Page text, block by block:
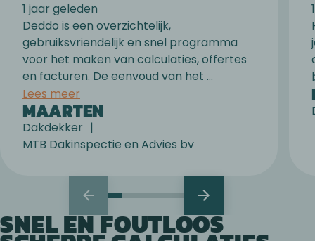
1 jaar geleden
Deddo is een overzichtelijk,
gebruiksvriendelijk en snel programma
voor het maken van calculaties, offertes
en facturen. De eenvoud van het ...
Lees meer
MAARTEN
Dakdekker
MTB Dakinspectie en Advies bv
SNEL EN FOUTLOOS